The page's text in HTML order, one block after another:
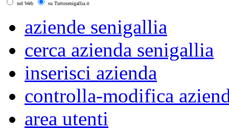
nel Web su Tuttosenigallia.it
aziende senigallia
cerca azienda senigallia
inserisci azienda
controlla-modifica
area utenti